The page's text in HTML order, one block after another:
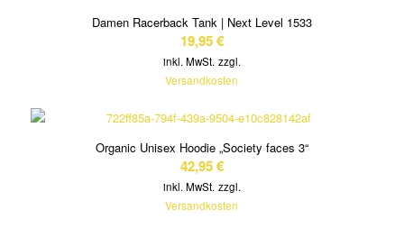
Damen Racerback Tank | Next Level 1533
19,95€
inkl. MwSt. zzgl.
Versandkosten
Organic Unisex Hoodie „Society faces 3“
42,95€
inkl. MwSt. zzgl.
Versandkosten